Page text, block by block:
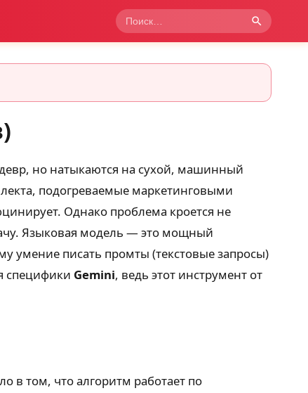
но натыкаются на сухой, машинный
подогреваемые маркетинговыми
Однако проблема кроется не
Языковая модель — это мощный
умение писать промты (текстовые запросы)
специфики Gemini, ведь этот инструмент от
в том, что алгоритм работает по